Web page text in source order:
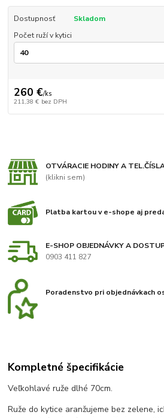
Dostupnosť
Skladom
Počet ruží v kytici
260 €/ks
211,38 € bez DPH
OTVÁRACIE HODINY A
(klikni sem)
Platba kartou v e-shope aj
E-SHOP OBJEDNÁVKY A
0903 411 827
Poradenstvo pri objednávkach
Kompletné špecifikácie
Veľkohlavé ruže dlhé 70cm.
Ruže do kytice aranžujeme bez zelene,